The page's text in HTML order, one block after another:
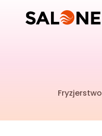
Fryzjerstwo